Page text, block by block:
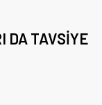
DA TAVSIYE